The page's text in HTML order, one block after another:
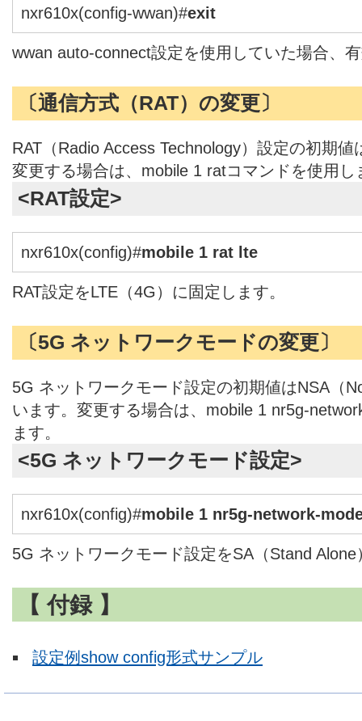
nxr610x(config-wwan)#exit
wwan auto-connect設定を使用していた場合、
〔通信方式（RAT）の変更〕
RAT（Radio Access Technology）設定の初期
変更する場合は、mobile 1 ratコマンドを使用し
<RAT設定>
nxr610x(config)#mobile 1 rat lte
RAT設定をLTE（4G）に固定します。
〔5G ネットワークモードの変更〕
5G ネットワークモード設定の初期値はNSA（
います。変更する場合は、mobile 1 nr5g-
ます。
<5G ネットワークモード設定>
nxr610x(config)#mobile 1 nr5g-network-
5G ネットワークモード設定をSA（Stand
【 付録 】
設定例show config形式サンプル